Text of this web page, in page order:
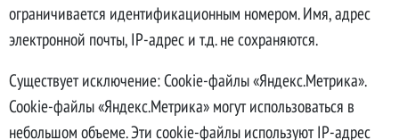
ограничивается идентификационным номером. Имя, адрес
электронной почты, IP-адрес и т.д. не сохраняются.
Существует исключение: Cookie-файлы «Яндекс.Метрика».
Cookie-файлы «Яндекс.Метрика» могут использоваться в
небольшом объеме. Эти cookie-файлы используют IP-адрес